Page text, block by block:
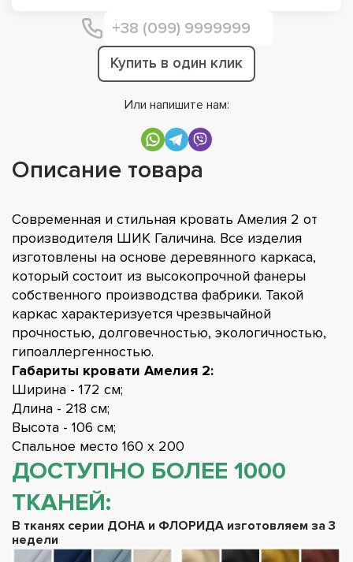
Купить в один клик
Или напишите нам:
Описание товара
Современная и стильная кровать Амелия 2 от
производителя ШИК Галичина. Все изделия
изготовлены на основе деревянного каркаса,
который состоит из высокопрочной фанеры
собственного производства фабрики. Такой
каркас характеризуется чрезвычайной
прочностью, долговечностью, экологичностью,
гипоаллергенностью.
Габариты кровати Амелия 2:
Ширина - 172 см;
Длина - 218 см;
Высота - 106 см;
Спальное место 160 х 200
ДОСТУПНО БОЛЕЕ 1000
ТКАНЕЙ:
В тканях серии ДОНА и ФЛОРИДА изготовляем за 3
недели